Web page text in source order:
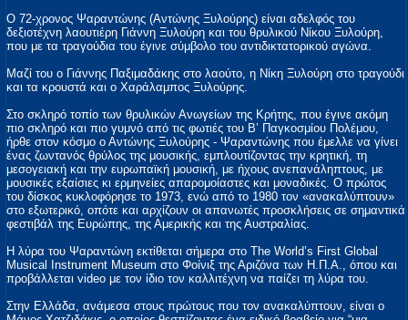
Ο 72-χρονος Ψαραντώνης (Αντώνης Ξυλούρης) είναι αδελφός του
δεξιοτέχνη λαουτιέρη Γιάννη Ξυλούρη και του θρυλικού Νίκου Ξυλούρη,
που με τα τραγούδια του έγινε σύμβολο του αντιδικτατορικού αγώνα.
Μαζί του ο Γιάννης Παξιμαδάκης στο λαούτο, η Νίκη Ξυλούρη στο τραγούδι
και τα κρουστά και ο Χαράλαμπος Ξυλούρης.
Στο σκληρό τοπίο των θρυλικών Ανωγείων της Κρήτης, που έγινε ακόμη
πιο σκληρό και πιο γυμνό από τις φωτιές του Β’ Παγκοσμίου Πολέμου,
ήρθε στον κόσμο ο Αντώνης Ξυλούρης - Ψαραντώνης που έμελλε να γίνει
ένας ζωντανός θρύλος της μουσικής, εμπλουτίζοντας την κρητική, τη
μεσογειακή και την ευρωπαϊκή μουσική, με ήχους ανεπανάληπτους, με
μουσικές εξαίσιες κι ερμηνείες απαρομοίαστες και μοναδικές. Ο πρώτος
του δίσκος κυκλοφόρησε το 1973, ενώ από το 1980 τον «ανακαλύπτουν»
στο εξωτερικό, οπότε και αρχίζουν οι απανωτές προσκλήσεις σε σημαντικά
φεστιβάλ της Ευρώπης, της Αμερικής και της Αυστραλίας.
Η λύρα του Ψαραντώνη εκτίθεται σήμερα στο The World’s First Global
Musical Instrument Museum στο Φοίνιξ της Αριζόνα των Η.Π.Α., όπου και
προβάλλεται video με τον ίδιο τον καλλιτέχνη να παίζει τη λύρα του.
Στην Ελλάδα, ανάμεσα στους πρώτους που τον ανακαλύπτουν, είναι ο